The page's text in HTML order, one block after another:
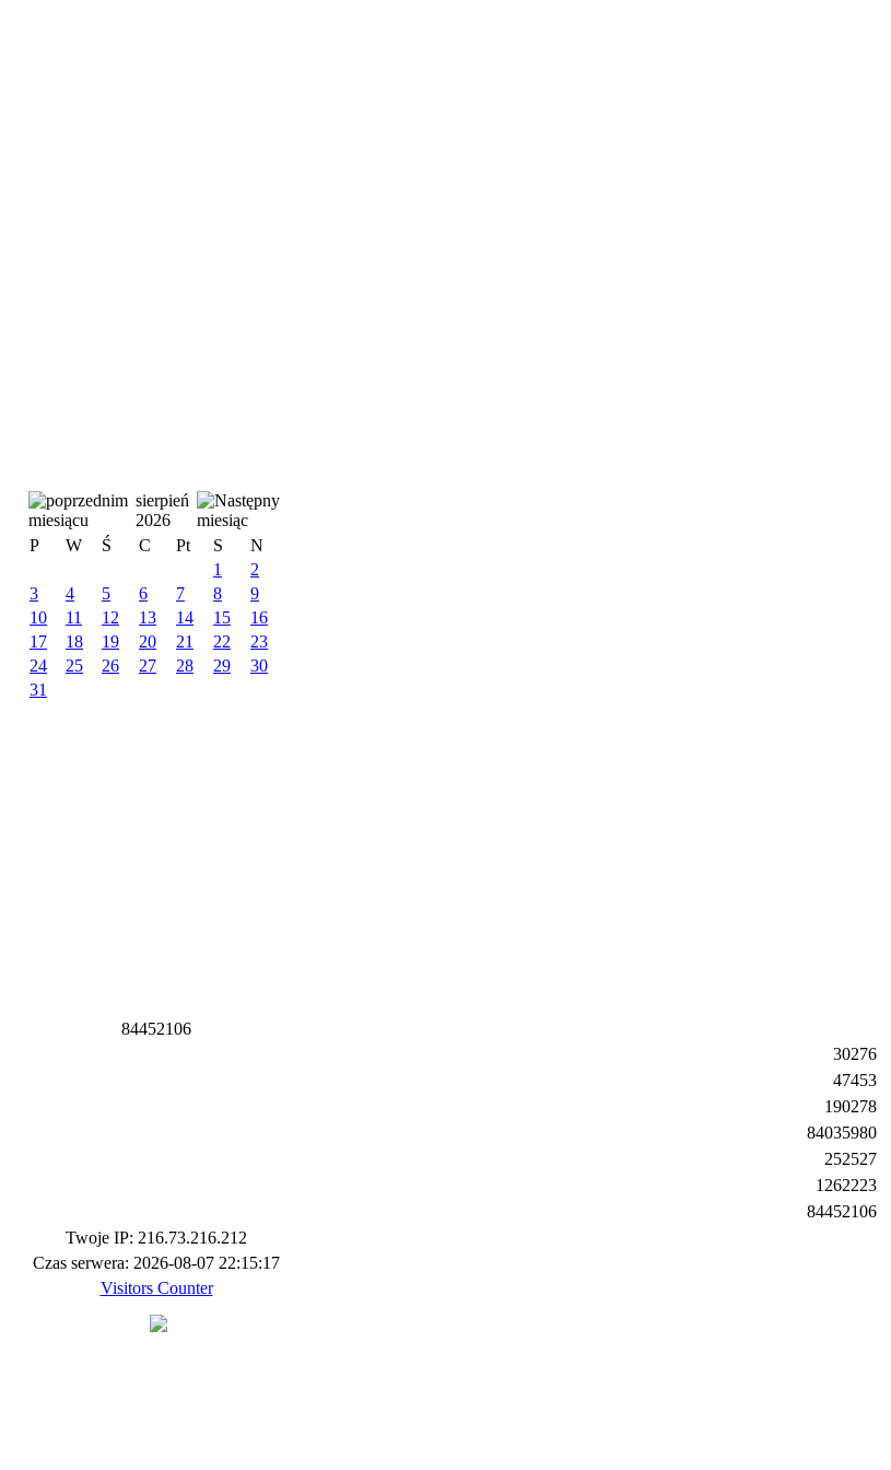
sierpień
2026
P
W Ś C Pt S
N
1
2
3
4 5 6 7 8
9
10
11 12 13 14 15
16
17
18 19 20 21 22
23
24
25 26 27 28 29
30
31
84452106
30276
47453
190278
84035980
252527
1262223
84452106
Twoje IP: 216.73.216.212
Czas serwera: 2026-08-07 22:15:17
Visitors Counter